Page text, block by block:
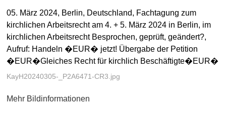
05. März 2024, Berlin, Deutschland, Fachtagung zum
kirchlichen Arbeitsrecht am 4. + 5. März 2024 in Berlin, im
kirchlichen Arbeitsrecht Besprochen, geprüft, geändert?,
Aufruf: Handeln �EUR� jetzt! Übergabe der Petition
�EUR�Gleiches Recht für kirchlich Beschäftigte�EUR�
KayH20240305-_P2A6471-CR3.jpg
Mehr Bildinformationen